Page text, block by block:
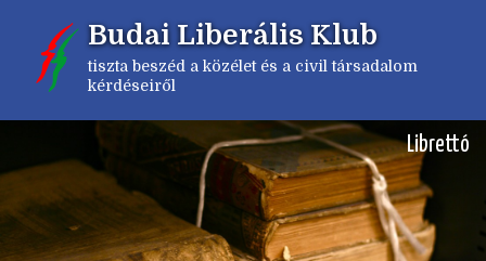
tartalomra
Budai Liberális Klub
tiszta beszéd a közélet és a civil társadalom
kérdéseiről
Librettó